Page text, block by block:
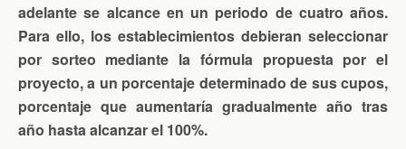
adelante se alcance en un periodo de cuatro años.
Para ello, los establecimientos debieran seleccionar
por sorteo mediante la fórmula propuesta por el
proyecto, a un porcentaje determinado de sus cupos,
porcentaje que aumentaría gradualmente año tras
año hasta alcanzar el 100%.